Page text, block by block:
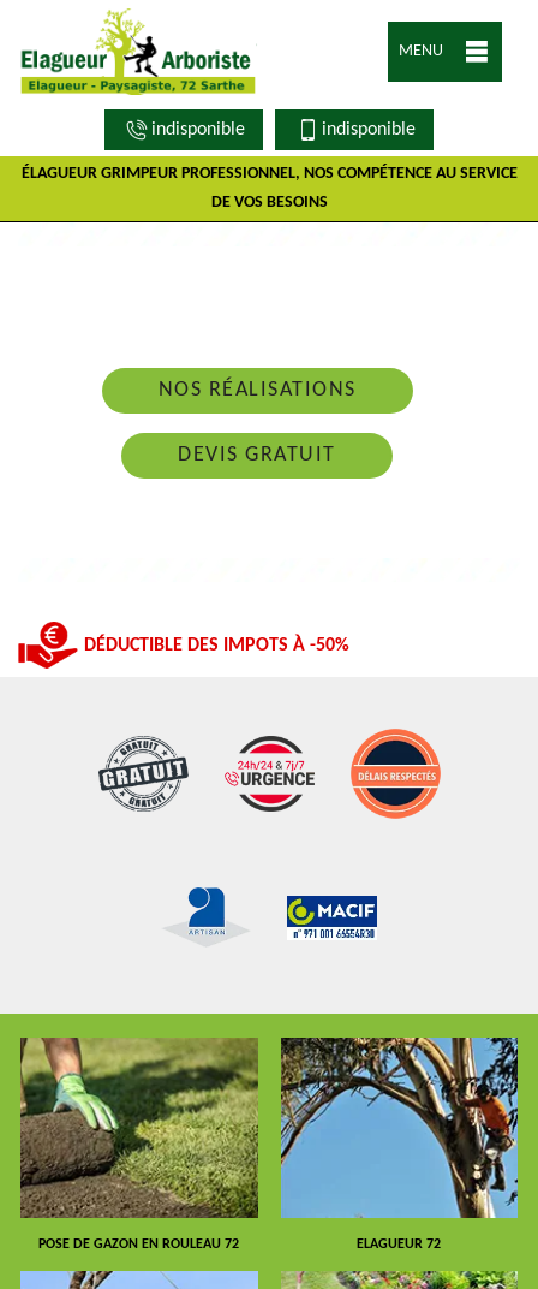
ÉLAGUEUR GRIMPEUR PROFESSIONNEL, NOS COMPÉTENCE AU SERVICE
DE VOS BESOINS
MENU
indisponible indisponible
NOS RÉALISATIONS
DEVIS GRATUIT
DÉDUCTIBLE DES IMPOTS À -50%
POSE DE GAZON EN ROULEAU 72 ELAGUEUR 72